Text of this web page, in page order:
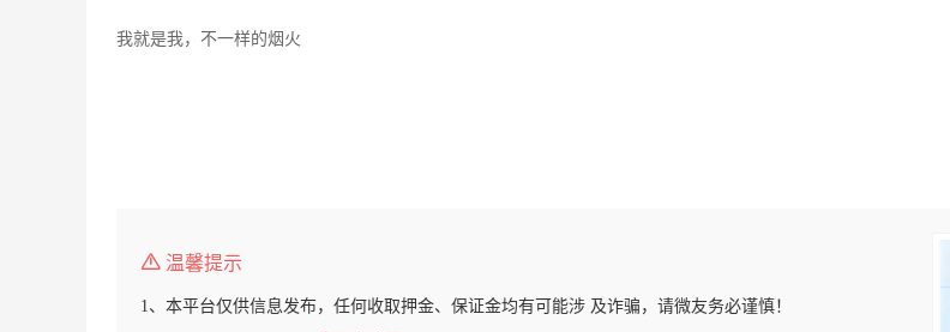
我就是我，不一样的烟火
温馨提示
1、本平台仅供信息发布，任何收取押金、保证金均有可能涉 及诈骗，请微友务必谨慎！